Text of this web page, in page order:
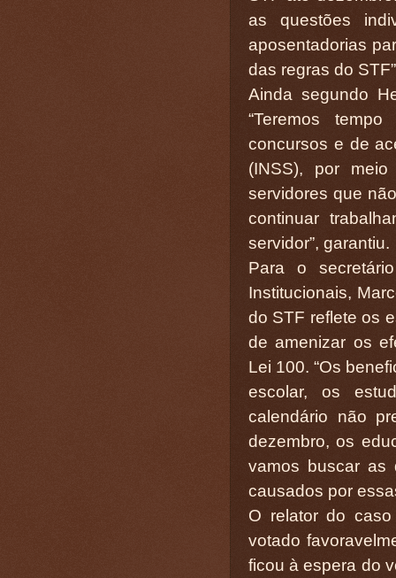
as questões
aposentadorias
das regras do
Ainda segundo
“Teremos
concursos e de
(INSS), por
servidores que
continuar
servidor”, garantiu.
Para o
Institucionais,
do STF reflete os
de amenizar os
Lei 100. “Os
escolar, os
calendário não
dezembro, os
vamos buscar as
causados por
O relator do
votado
ficou à espera do